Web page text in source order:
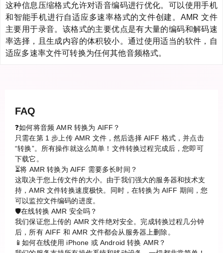
这种信息压缩格式允许对语音编码进行优化。可以使用手机
和智能手机进行自适应多速率格式的文件创建。AMR 文件
主要用于录音。该格式的主要优点是有大量的编码和解码速
率选择，且生成内容的体积较小。通过使用适当的软件，自
适应多速率文件可转换为任何其他音频格式。
FAQ
❓如何将音频 AMR 转换为 AIFF？
只需在第 1 步上传 AMR 文件，然后选择 AIFF 格式，并点击
“转换”。所有操作就这么简单！文件转换过程完成后，您即可
下载它。
⏳将 AMR 转换为 AIFF 需要多长时间？
这取决于您上传文件的大小。由于我们强大的服务器和技术支
持，AMR 文件转换速度极快。同时，在转换为 AIFF 期间，您
可以监控文件编码的进度。
🛡️在线转换 AMR 安全吗？
我们保证您上传的 AMR 文件绝对安全。完成转换过程几分钟
后，所有 AIFF 和 AMR 文件都会从服务器上删除。
📱如何在线使用 iPhone 或 Android 转换 AMR？